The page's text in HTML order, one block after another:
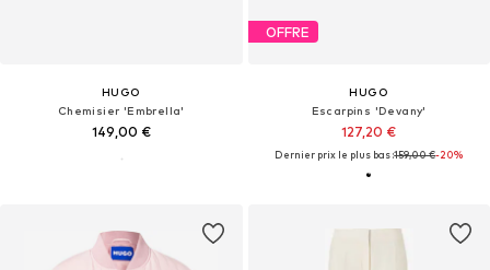
HUGO
Chemisier 'Embrella'
149,00 €
OFFRE
HUGO
Escarpins 'Devany'
127,20 €
Dernier prix le plus bas :159,00 €-20%